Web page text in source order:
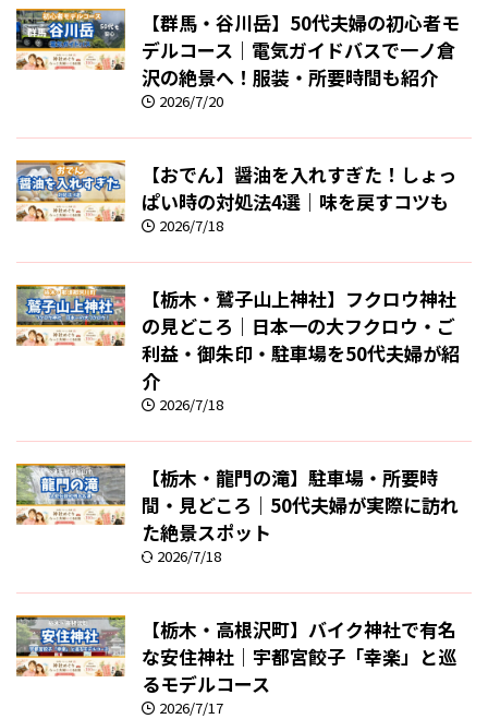
【群馬・谷川岳】50代夫婦の初心者モ
デルコース｜電気ガイドバスで一ノ倉
沢の絶景へ！服装・所要時間も紹介
2026/7/20
【おでん】醤油を入れすぎた！しょっ
ぱい時の対処法4選｜味を戻すコツも
2026/7/18
【栃木・鷲子山上神社】フクロウ神社
の見どころ｜日本一の大フクロウ・ご
利益・御朱印・駐車場を50代夫婦が紹
介
2026/7/18
【栃木・龍門の滝】駐車場・所要時
間・見どころ｜50代夫婦が実際に訪れ
た絶景スポット
2026/7/18
【栃木・高根沢町】バイク神社で有名
な安住神社｜宇都宮餃子「幸楽」と巡
るモデルコース
2026/7/17